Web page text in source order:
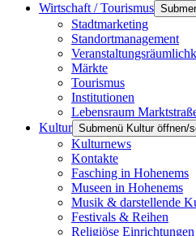
Wirtschaft / Tourismus
Stadtmarketing
Standortmanagement
Märkte
Tourismus
Institutionen
Lebensraum
Kultur Submenü Kultur öffnen/
Kulturnews
Kontakte
Fasching in Hohenems
Museen in Hohenems
Musik & darstellende
Festivals & Reihen
Religiöse Einrichtungen